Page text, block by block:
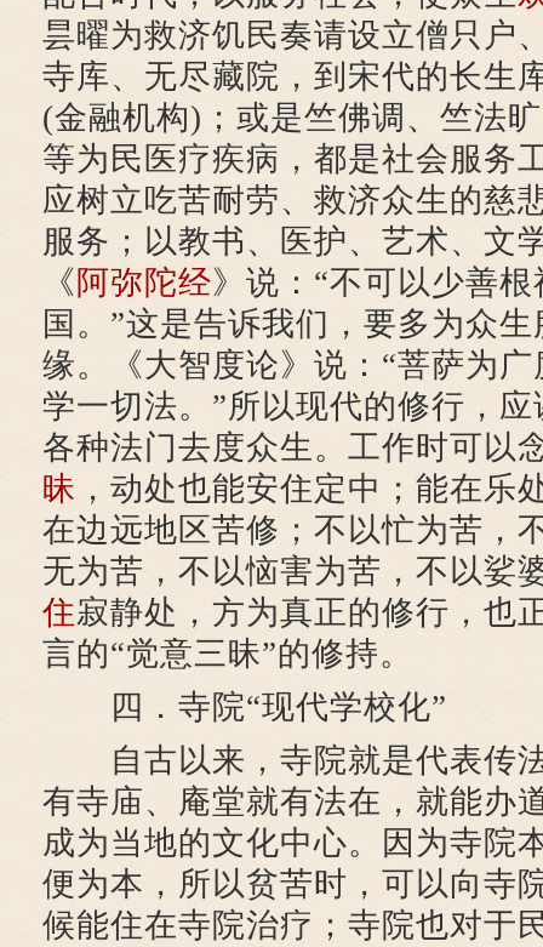
昙曜为救济饥民奏请设立僧只户
寺库、无尽藏院，到宋代的长生
(金融机构)；或是竺佛调、竺法
等为民医疗疾病，都是社会服务
应树立吃苦耐劳、救济众生的慈
服务；以教书、医护、艺术、文
《 阿弥陀经》说：“不可以少善
国。”这是告诉我们，要多为众
缘。《大智度论》说：“菩萨为
学一切法。”所以现代的修行，
各种法门去度众生。工作时可以
昧 ，动处也能安住定中；能在乐
在边远地区苦修；不以忙为苦，
无为苦，不以恼害为苦，不以娑
住寂静处，方为真正的修行，也
言的“觉意三昧”的修持。
四．寺院“现代学校化”
自古以来，寺院就是代表传
有寺庙、庵堂就有法在，就能办
成为当地的文化中心。因为寺院
便为本，所以贫苦时，可以向寺
候能住在寺院治疗；寺院也对于